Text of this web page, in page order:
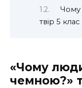
Чому
твір 5 клас
«Чому
чемною?»